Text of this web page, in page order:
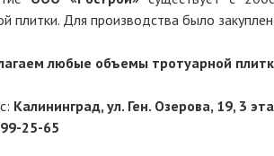
плитки. Для производства было
любые объемы тротуарной
Калининград, ул. Ген. Озерова, 19, 3
99-25-65